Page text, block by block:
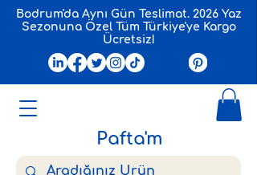
Pafta'm
Bodrum'da Aynı Gün Teslimat. 2026 Yaz
Sezonuna Özel Tüm Türkiye'ye Kargo
Ücretsiz!